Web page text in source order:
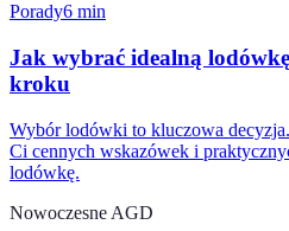
Porady6 min
Jak wybrać idealną
kroku
Wybór lodówki to kluczowa
Ci cennych wskazówek i
lodówkę.
Nowoczesne AGD